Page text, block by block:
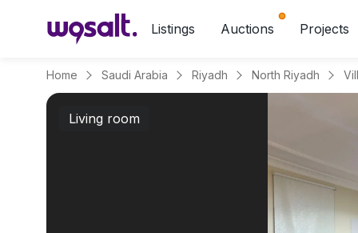
Listings Auctions Projects
Home Saudi Arabia Riyadh North Riyadh
Living room